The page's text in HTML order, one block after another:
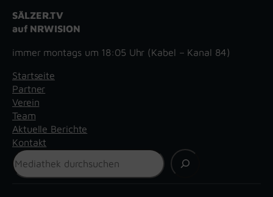
SÄLZER.TV
auf NRWISION
immer montags um 18:05 Uhr (Kabel – Kanal 84)
Startseite
Partner
Verein
Team
Aktuelle Berichte
Kontakt
Suchen